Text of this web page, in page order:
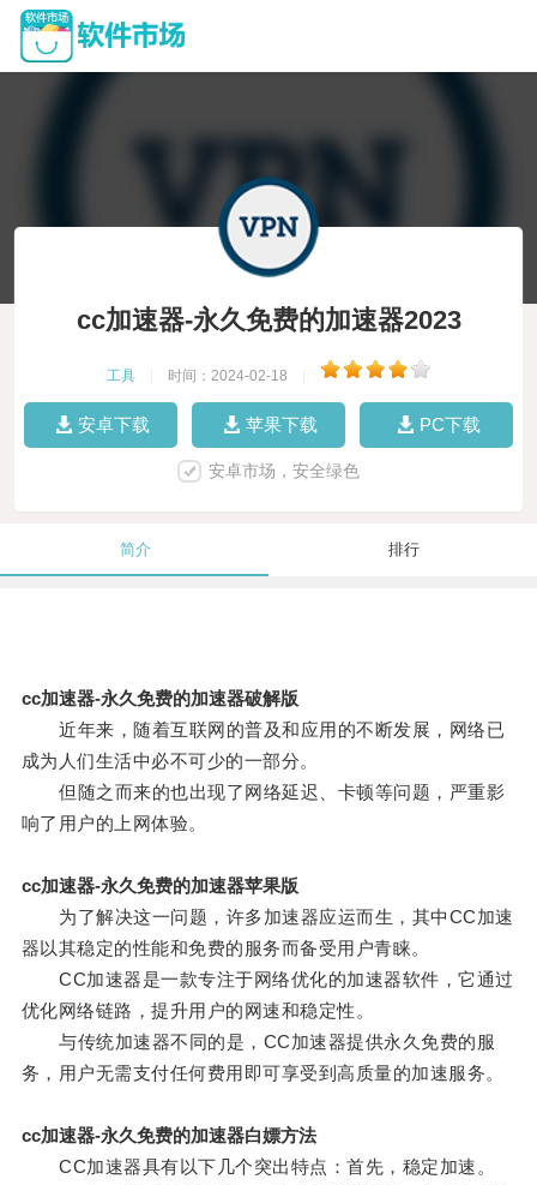
cc加速器-永久免费的加速器2023
工具 时间：2024-02-18
安卓下载 苹果下载 PC下载
安卓市场，安全绿色
简介 排行
cc加速器-永久免费的加速器破解版
近年来，随着互联网的普及和应用的不断发展，网络已
成为人们生活中必不可少的一部分。
但随之而来的也出现了网络延迟、卡顿等问题，严重影
响了用户的上网体验。
cc加速器-永久免费的加速器苹果版
为了解决这一问题，许多加速器应运而生，其中CC加速
器以其稳定的性能和免费的服务而备受用户青睐。
CC加速器是一款专注于网络优化的加速器软件，它通过
优化网络链路，提升用户的网速和稳定性。
与传统加速器不同的是，CC加速器提供永久免费的服
务，用户无需支付任何费用即可享受到高质量的加速服务。
cc加速器-永久免费的加速器白嫖方法
CC加速器具有以下几个突出特点：首先，稳定加速。